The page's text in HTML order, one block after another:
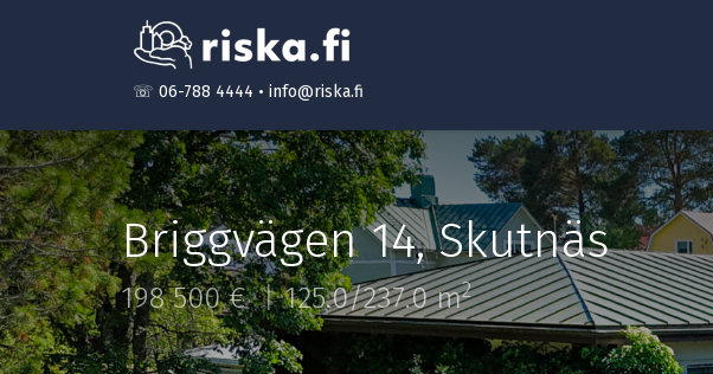
☏ 06-788 4444 • info@riska.fi
Briggvägen 14,Skutnäs
198 500 € 125.0/237.0 m2